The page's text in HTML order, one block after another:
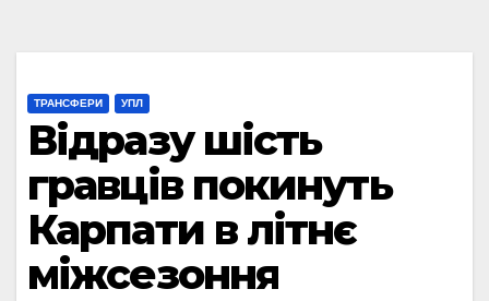
ТРАНСФЕРИ УПЛ
Відразу шість
гравців покинуть
Карпати в літнє
міжсезоння